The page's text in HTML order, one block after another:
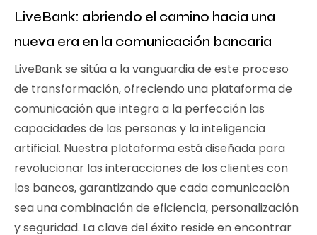
LiveBank: abriendo el camino hacia una
nueva era en la comunicación bancaria
LiveBank se sitúa a la vanguardia de este proceso
de transformación, ofreciendo una plataforma de
comunicación que integra a la perfección las
capacidades de las personas y la inteligencia
artificial. Nuestra plataforma está diseñada para
revolucionar las interacciones de los clientes con
los bancos, garantizando que cada comunicación
sea una combinación de eficiencia, personalización
y seguridad. La clave del éxito reside en encontrar